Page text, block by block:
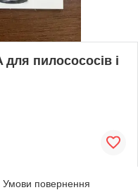
пилосососів і
Умови повернення